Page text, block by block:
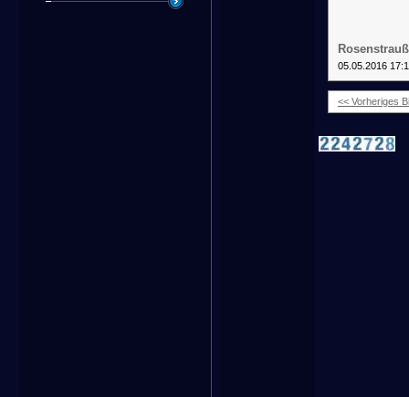
05.05.2016
<< Vorheriges